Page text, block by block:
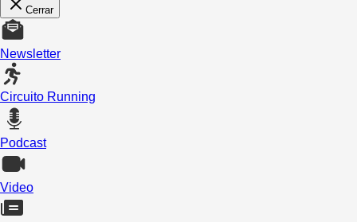
Cerrar
Newsletter
Circuito Running
Podcast
Video